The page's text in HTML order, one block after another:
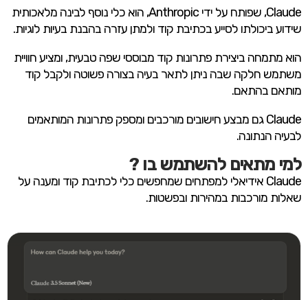
Claude, שפותח על ידי Anthropic, הוא כלי נוסף לבינה מלאכותית
שידוע ביכולתו לסייע בכתיבת קוד ולמתן עזרה בהבנת בעיות לוגיות.
הוא מתמחה ביצירת פתרונות קוד מבוססי שפה טבעית, ומציע חוויית
משתמש חלקה שבה ניתן לתאר בעיה בצורה פשוטה ולקבל קוד
מותאם בהתאם.
Claude גם מבצע חישובים מורכבים ומספק פתרונות המותאמים
לבעיה הנתונה.
למי מתאים להשתמש בו ?
Claude אידיאלי למפתחים שמחפשים כלי לכתיבת קוד ומענה על
שאלות מורכבות במהירות ובפשטות.